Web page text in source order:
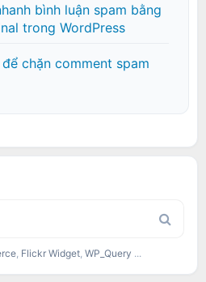
bình luận spam bằng
trong WordPress
chặn comment spam
Flickr Widget WP_Query ...